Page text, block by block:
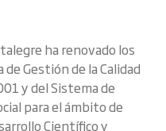
ha renovado los
Gestión de la Calidad
y del Sistema de
para el ámbito de
Científico y